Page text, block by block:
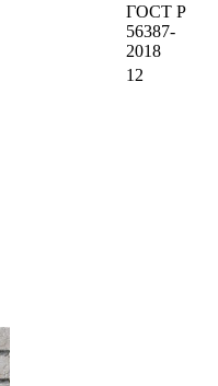
ГОСТ Р
56387-
2018
12